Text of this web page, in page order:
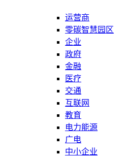
运营商
零碳智慧园区
企业
政府
金融
医疗
交通
互联网
教育
电力能源
广电
中小企业